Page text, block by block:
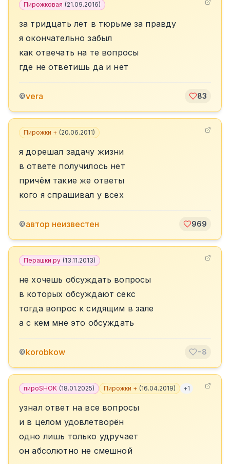
Пирожковая (21.09.2016)
за тридцать лет в тюрьме за правду
я окончательно забыл
как отвечать на те вопросы
где не ответишь да и нет
©vera 83
Пирожки + (20.06.2011)
я дорешал задачу жизни
в ответе получилось нет
причём такие же ответы
кого я спрашивал у всех
©автор неизвестен 969
Перашки.ру (13.11.2013)
не хочешь обсуждать вопросы
в которых обсуждают секс
тогда вопрос к сидящим в зале
а с кем мне это обсуждать
©korobkow -8
пироSHOK (18.01.2025) Пирожки + (16.04.2019) +1
узнал ответ на все вопросы
и в целом удовлетворён
одно лишь только удручает
он абсолютно не смешной